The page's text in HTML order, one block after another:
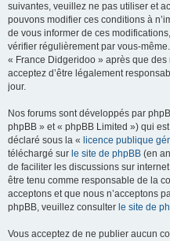
suivantes, veuillez ne pas utiliser et
pouvons modifier ces conditions à
de vous informer de ces
vérifier régulièrement par vous-
« France Didgeridoo » après que
acceptez d’être légalement
jour.
Nos forums sont développés par
phpBB » et « phpBB Limited ») qui
déclaré sous la « licence publique
téléchargé sur le site de phpBB (en
de faciliter les discussions sur
être tenu comme responsable de la
acceptons et que nous n’acceptons
phpBB, veuillez consulter le site de
Vous acceptez de ne publier aucun